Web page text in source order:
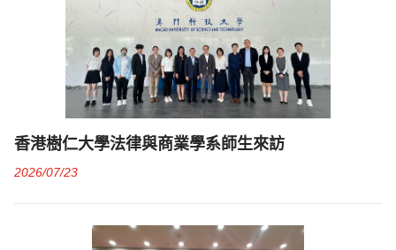
香港樹仁大學法律與商業學系師生來訪
2026/07/23